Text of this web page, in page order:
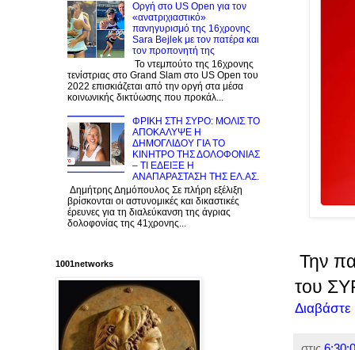
Την
του
Οργή στο US Open για τον
«ανατριχιαστικό»
πανηγυρισμό της 16χρονης
Sara Bejlek με τον πατέρα και
τον προπονητή της
Το ντεμπούτο της 16χρονης
τενίστριας στο Grand Slam στο US Open του
2022 επισκιάζεται από την οργή στα μέσα
κοινωνικής δικτύωσης που προκάλ...
ΦΡΙΚΗ ΣΤΗ ΣΥΡΟ: ΜΟΛΙΣ TO
ΑΠΟΚΑΛΥΨΕ Η
ΔΗΜΟΓΛΙΔΟΥ ΓΙΑ ΤΟ
KINΗΤΡΟ ΤΗΣ ΔΟΛΟΦΟΝΙΑΣ
– ΤΙ ΕΔΕΙΞΕ Η
ΑΝΑΠΑΡΑΣΤΑΣΗ ΤΗΣ ΕΛ.ΑΣ.
Δημήτρης Δημόπουλος Σε πλήρη εξέλιξη
βρίσκονται οι αστυνομικές και δικαστικές
έρευνες για τη διαλεύκανση της άγριας
δολοφονίας της 41χρονης...
1001networks